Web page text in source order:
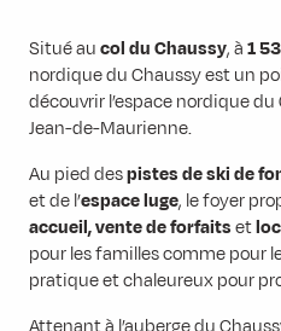
Situé aucol du Chaussy, à1
nordique du Chaussy est un
découvrir l’espace nordique
Jean-de-Maurienne.
Au pied despistes de ski de
et de l’espace luge, le foyer
accueil, vente de forfaitset
pour les familles comme pour
pratique et chaleureux pour